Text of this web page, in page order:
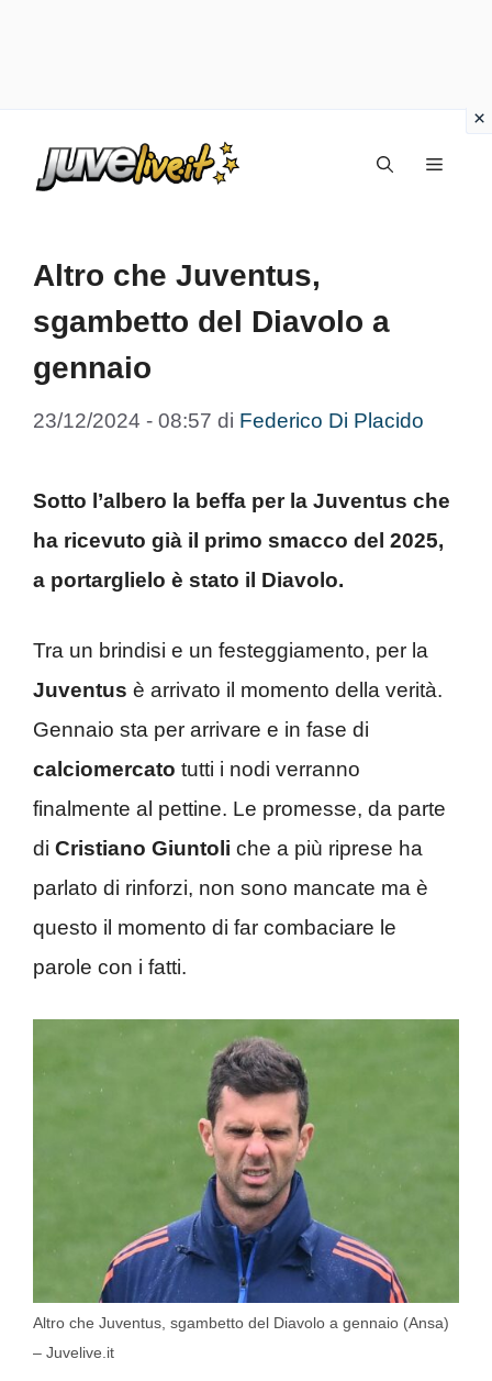
Menu
Altro che Juventus,
sgambetto del Diavolo a
gennaio
23/12/2024 - 08:57 di Federico Di Placido
Sotto l’albero la beffa per la Juventus che
ha ricevuto già il primo smacco del 2025,
a portarglielo è stato il Diavolo.
Tra un brindisi e un festeggiamento, per la
Juventus è arrivato il momento della verità.
Gennaio sta per arrivare e in fase di
calciomercato tutti i nodi verranno
finalmente al pettine. Le promesse, da parte
di Cristiano Giuntoli che a più riprese ha
parlato di rinforzi, non sono mancate ma è
questo il momento di far combaciare le
parole con i fatti.
Altro che Juventus, sgambetto del Diavolo a gennaio (Ansa)
– Juvelive.it